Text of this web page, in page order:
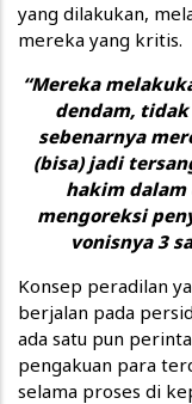
yang dilakukan,
mereka yang kritis.
“Mereka
dendam,
sebenarnya
(bisa) jadi
hakim
mengoreksi
vonisnya 3
Konsep peradilan
berjalan pada
ada satu pun
pengakuan para
selama proses di